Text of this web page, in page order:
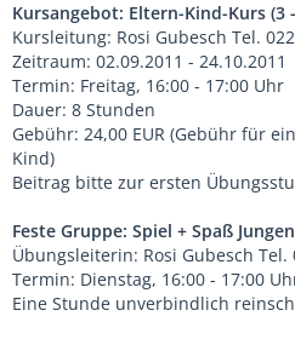
Kursangebot: Eltern-Kind-Kurs (3
Kursleitung: Rosi Gubesch Tel.
Zeitraum: 02.09.2011 - 24.10.2011
Termin: Freitag, 16:00 - 17:00 Uhr
Dauer: 8 Stunden
Gebühr: 24,00 EUR (Gebühr für
Kind)
Beitrag bitte zur ersten
Feste Gruppe: Spiel + Spaß
Übungsleiterin: Rosi Gubesch Tel.
Termin: Dienstag, 16:00 - 17:00
Eine Stunde unverbindlich